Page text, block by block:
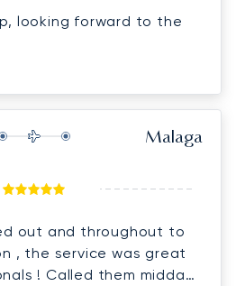
looking forward to the
Malaga
out and throughout to
, the service was great
midday